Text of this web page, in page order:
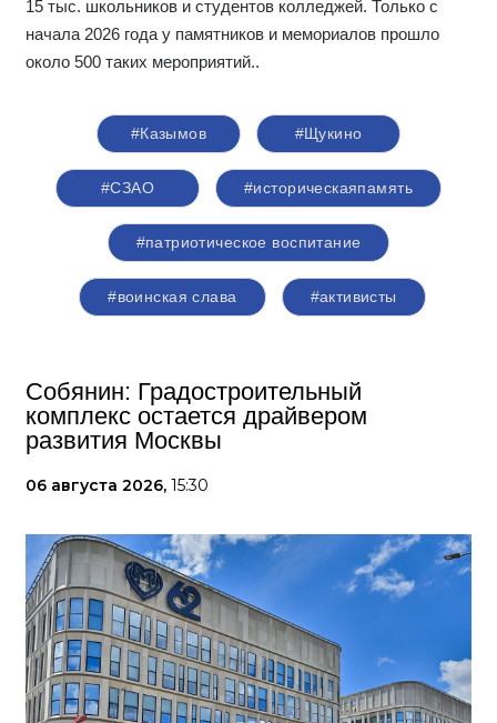
15 тыс. школьников и студентов колледжей. Только с
начала 2026 года у памятников и мемориалов прошло
около 500 таких мероприятий..
#Казымов #Щукино
#СЗАО #историческаяпамять
#патриотическое воспитание
#воинская слава #активисты
Собянин: Градостроительный
комплекс остается драйвером
развития Москвы
06 августа 2026, 15:30